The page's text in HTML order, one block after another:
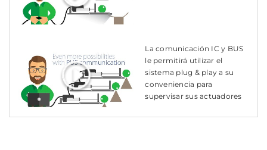
La comunicación IC y BUS
le permitirá utilizar el
sistema plug & play a su
conveniencia para
supervisar sus actuadores